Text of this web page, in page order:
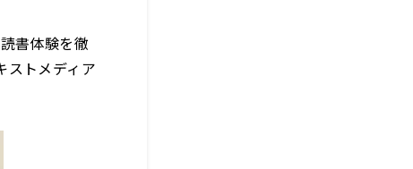
書体験を徹
トメディア